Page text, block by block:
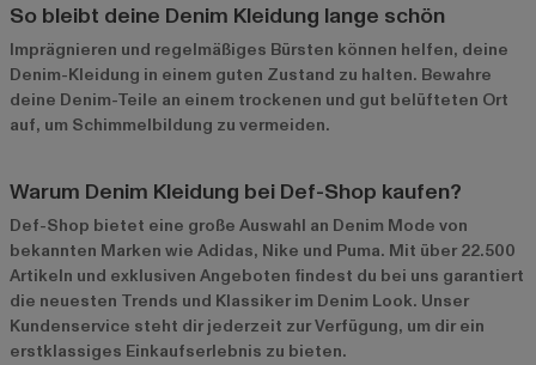
So bleibt deine Denim Kleidung lange schön
Imprägnieren und regelmäßiges Bürsten können helfen, deine
Denim-Kleidung in einem guten Zustand zu halten. Bewahre
deine Denim-Teile an einem trockenen und gut belüfteten Ort
auf, um Schimmelbildung zu vermeiden.
Warum Denim Kleidung bei Def-Shop kaufen?
Def-Shop bietet eine große Auswahl an Denim Mode von
bekannten Marken wie Adidas, Nike und Puma. Mit über 22.500
Artikeln und exklusiven Angeboten findest du bei uns garantiert
die neuesten Trends und Klassiker im Denim Look. Unser
Kundenservice steht dir jederzeit zur Verfügung, um dir ein
erstklassiges Einkaufserlebnis zu bieten.